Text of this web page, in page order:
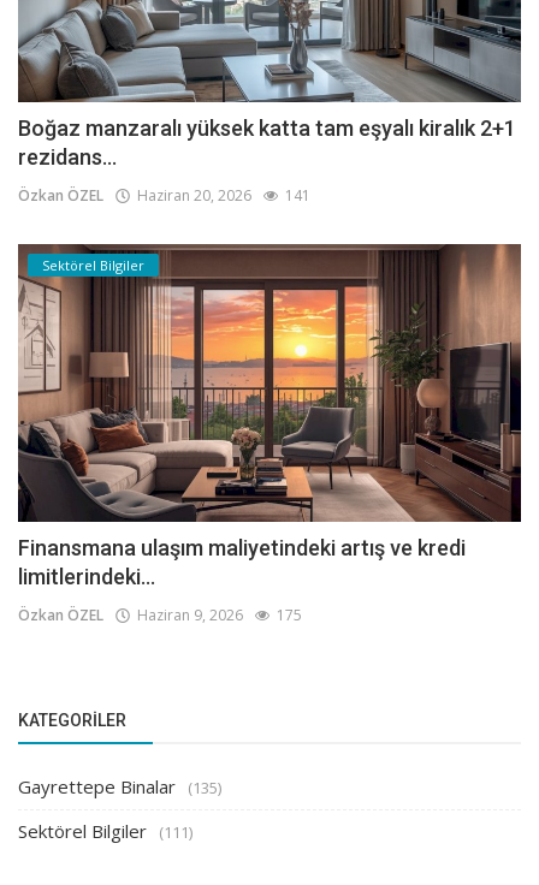
Boğaz manzaralı yüksek katta tam eşyalı kiralık 2+1
rezidans...
Özkan ÖZEL Haziran 20, 2026 141
Sektörel Bilgiler
Finansmana ulaşım maliyetindeki artış ve kredi
limitlerindeki...
Özkan ÖZEL Haziran 9, 2026 175
KATEGORILER
Gayrettepe Binalar (135)
Sektörel Bilgiler (111)